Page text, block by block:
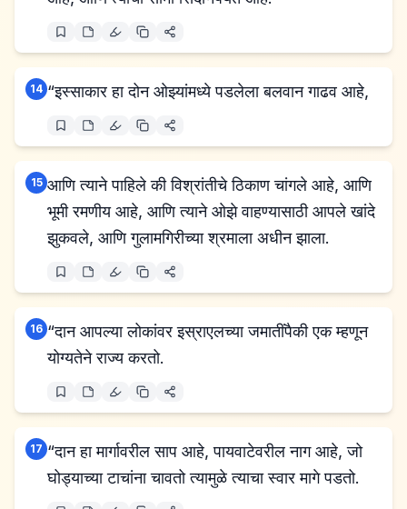
14 “इस्साकार हा दोन ओझ्यांमध्ये पडलेला बलवान गाढव आहे,
15 आणि त्याने पाहिले की विश्रांतीचे ठिकाण चांगले आहे, आणि
भूमी रमणीय आहे, आणि त्याने ओझे वाहण्यासाठी आपले खांदे
झुकवले, आणि गुलामगिरीच्या श्रमाला अधीन झाला.
16 “दान आपल्या लोकांवर इस्राएलच्या जमातींपैकी एक म्हणून
योग्यतेने राज्य करतो.
17 “दान हा मार्गावरील साप आहे, पायवाटेवरील नाग आहे, जो
घोड्याच्या टाचांना चावतो त्यामुळे त्याचा स्वार मागे पडतो.